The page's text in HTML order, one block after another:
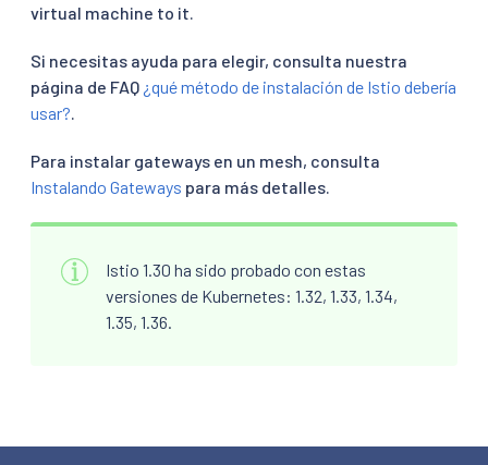
virtual machine to it.
Si necesitas ayuda para elegir, consulta nuestra
página de FAQ ¿qué método de instalación de Istio debería
usar?
Para instalar gateways en un mesh, consulta
Instalando Gateways para más detalles.
Istio 1.30 ha sido probado con estas
versiones de Kubernetes: 1.32, 1.33, 1.34,
1.35, 1.36.